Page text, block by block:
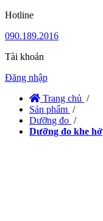
Hotline
090.189.2016
Tài khoản
Đăng nhập
Trang chủ /
Sản phẩm /
Dưỡng đo /
Dưỡng đo khe hở